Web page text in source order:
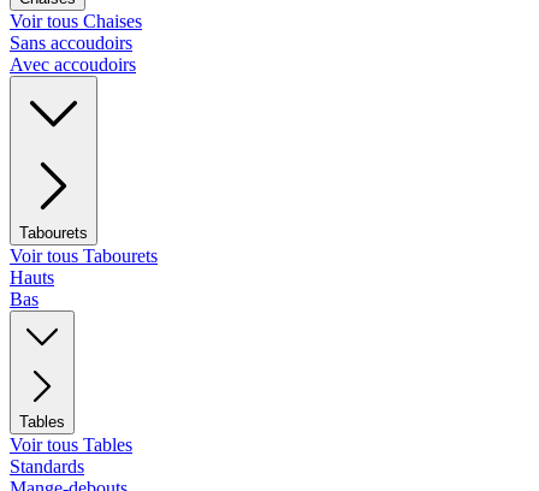
Voir tous Chaises
Sans accoudoirs
Avec accoudoirs
Tabourets
Voir tous Tabourets
Hauts
Bas
Tables
Voir tous Tables
Standards